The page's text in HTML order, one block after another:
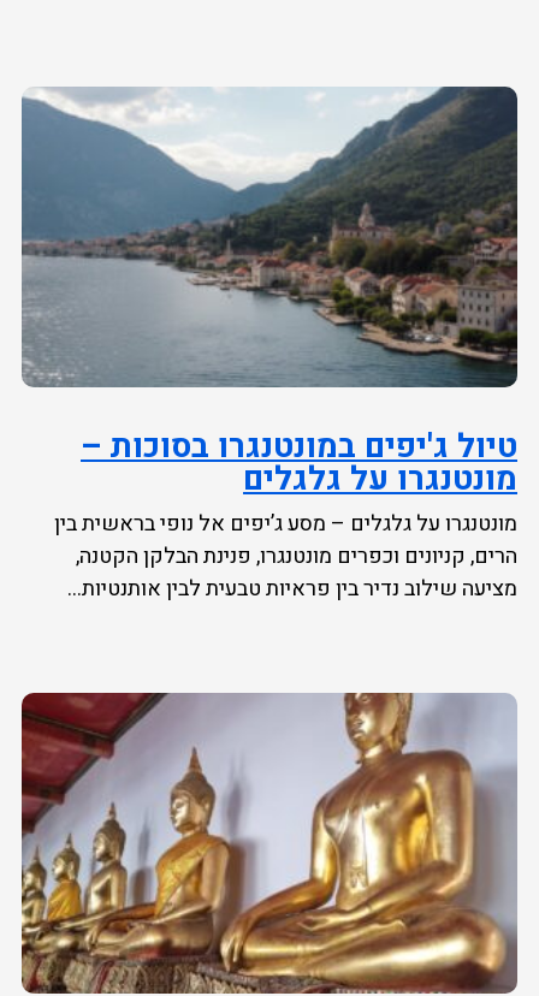
טיול ג'יפים במונטנגרו בסוכות –
מונטנגרו על גלגלים
מונטנגרו על גלגלים – מסע ג’יפים אל נופי בראשית בין
הרים, קניונים וכפרים מונטנגרו, פנינת הבלקן הקטנה,
מציעה שילוב נדיר בין פראיות טבעית לבין אותנטיות...